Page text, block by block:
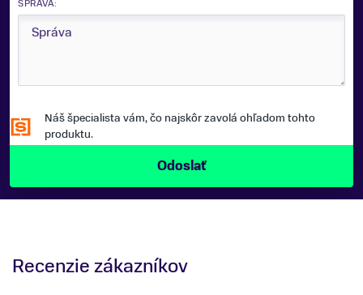
SPRÁVA:
Náš špecialista vám, čo najskôr zavolá ohľadom tohto
produktu.
Recenzie zákazníkov